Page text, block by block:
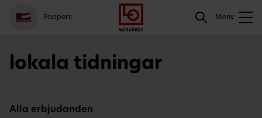
Gå
till
meny
Logga
in
Hoppa
till
innehåll
Pappers Meny
Sök
lokala tidningar
Alla erbjudanden